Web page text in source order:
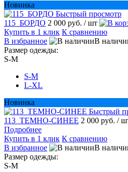
Новинка
Быстрый просмотр
115_БОРДО 2 000 руб. / шт
Купить в 1 клик К сравнению
В избранное
В
Размер одежды:
S-M
S-M
L-XL
Новинка
Быстрый
113_ТЕМНО-СИНЕЕ 2 000 руб. /
Подробнее
Купить в 1 клик К сравнению
В избранное
В
Размер одежды:
S-M